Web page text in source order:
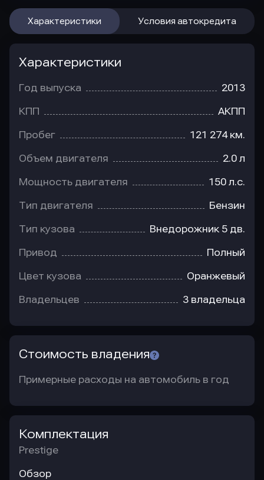
Характеристики Условия автокредита
Характеристики
Год выпуска 2013
КПП АКПП
Пробег 121 274 км.
Объем двигателя 2.0 л
Мощность двигателя 150 л.с.
Тип двигателя Бензин
Тип кузова Внедорожник 5 дв.
Привод Полный
Цвет кузова Оранжевый
Владельцев 3 владельца
Стоимость владения
Примерные расходы на автомобиль в год
Комплектация
Prestige
Обзор